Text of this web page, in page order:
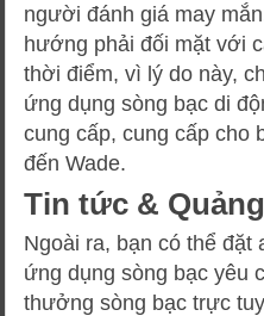
người đánh giá may
hướng phải đối mặt với
thời điểm, vì lý do này,
ứng dụng sòng bạc di
cung cấp, cung cấp cho
đến Wade.
Tin tức &
Ngoài ra, bạn có thể
ứng dụng sòng bạc yêu
thưởng sòng bạc trực